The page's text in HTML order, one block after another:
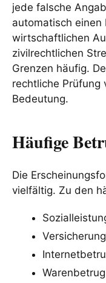
jede falsche
automatisch
wirtschaftlichen
zivilrechtlichen
Grenzen häufig.
rechtliche Prüfung
Bedeutung.
Häufige
Die
vielfältig. Zu den